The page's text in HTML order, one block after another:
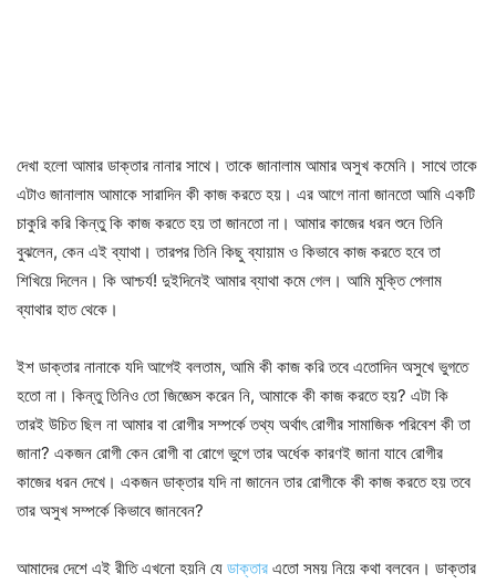
দেখা হলো আমার ডাক্তার নানার সাথে। তাকে জানালাম আমার অসুখ কমেনি। সাথে তাকে
এটাও জানালাম আমাকে সারাদিন কী কাজ করতে হয়। এর আগে নানা জানতো আমি একটি
চাকুরি করি কিন্তু কি কাজ করতে হয় তা জানতো না। আমার কাজের ধরন শুনে তিনি
বুঝলেন, কেন এই ব্যাথা। তারপর তিনি কিছু ব্যায়াম ও কিভাবে কাজ করতে হবে তা
শিখিয়ে দিলেন। কি আশ্চর্য! দুইদিনেই আমার ব্যাথা কমে গেল। আমি মুক্তি পেলাম
ব্যাথার হাত থেকে।
ইশ ডাক্তার নানাকে যদি আগেই বলতাম, আমি কী কাজ করি তবে এতোদিন অসুখে ভুগতে
হতো না। কিন্তু তিনিও তো জিজ্ঞেস করেন নি, আমাকে কী কাজ করতে হয়? এটা কি
তারই উচিত ছিল না আমার বা রোগীর সম্পর্কে তথ্য অর্থাৎ রোগীর সামাজিক পরিবেশ কী তা
জানা? একজন রোগী কেন রোগী বা রোগে ভুগে তার অর্ধেক কারণই জানা যাবে রোগীর
কাজের ধরন দেখে। একজন ডাক্তার যদি না জানেন তার রোগীকে কী কাজ করতে হয় তবে
তার অসুখ সম্পর্কে কিভাবে জানবেন?
আমাদের দেশে এই রীতি এখনো হয়নি যে ডাক্তার এতো সময় নিয়ে কথা বলবেন। ডাক্তার